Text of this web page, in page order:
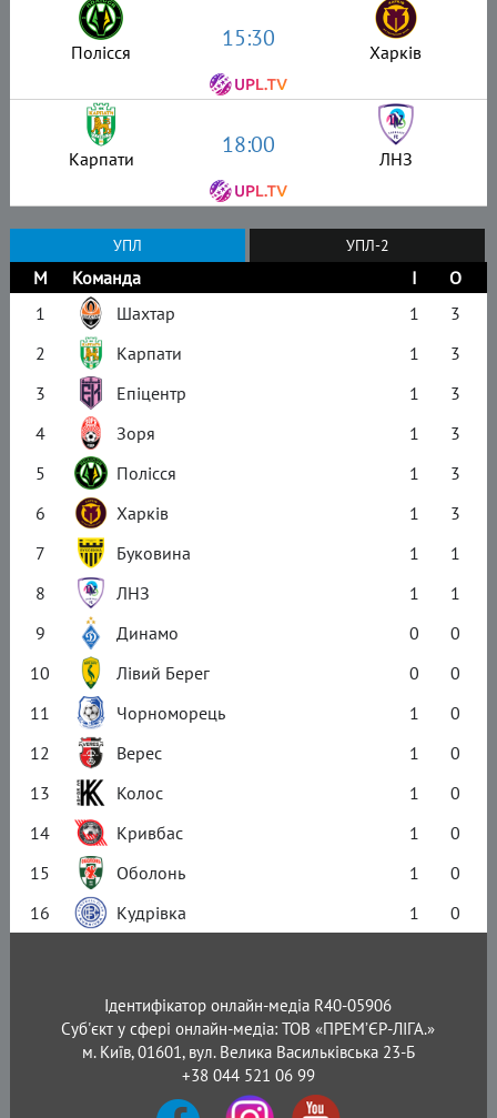
Полісся 15:30 Харків
Карпати 18:00 ЛНЗ
УПЛ УПЛ-2
М Команда І
О
1
Шахтар 1
3
2
Карпати 1
3
3
Епіцентр 1
3
4
Зоря 1
3
5
Полісся 1
3
6
Харків 1
3
7
Буковина 1
1
8
ЛНЗ 1
1
9
Динамо 0
0
10
Лівий Берег 0
0
11
Чорноморець 1
0
12
Верес 1
0
13
Колос 1
0
14
Кривбас 1
0
15
Оболонь 1
0
16
Кудрівка 1 0
Ідентифікатор онлайн-медіа R40-05906
Суб'єкт у сфері онлайн-медіа: ТОВ «ПРЕМ’ЄР-ЛІГА.»
м. Київ, 01601, вул. Велика Васильківська 23-Б
+38 044 521 06 99